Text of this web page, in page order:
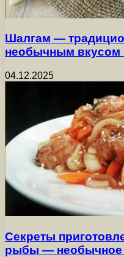
Шалгам —
необычным
04.12.2025
Секреты
рыбы — необычное